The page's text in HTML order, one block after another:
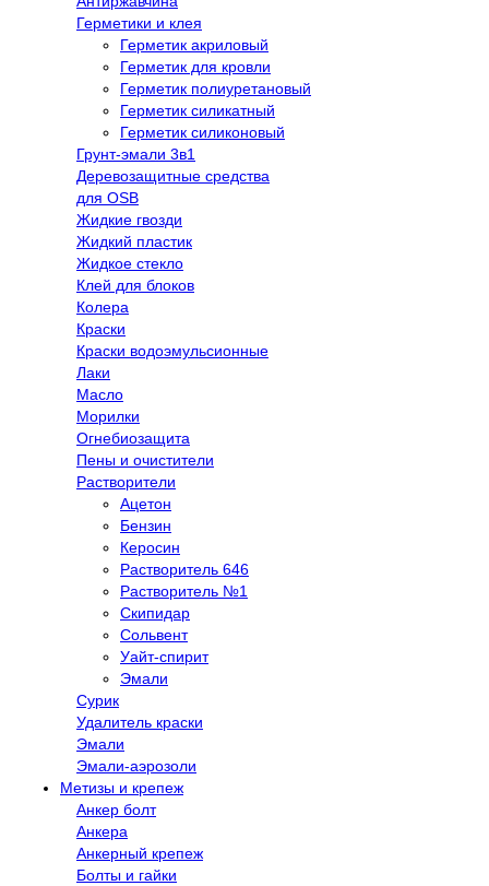
Герметики и клея
Герметик акриловый
Герметик для кровли
Герметик полиуретановый
Герметик силикатный
Герметик силиконовый
Грунт-эмали 3в1
Деревозащитные средства
для OSB
Жидкие гвозди
Жидкий пластик
Жидкое стекло
Клей для блоков
Колера
Краски
Краски водоэмульсионные
Лаки
Масло
Морилки
Огнебиозащита
Пены и очистители
Растворители
Ацетон
Бензин
Керосин
Растворитель 646
Растворитель №1
Скипидар
Сольвент
Уайт-спирит
Эмали
Сурик
Удалитель краски
Эмали
Эмали-аэрозоли
Метизы и крепеж
Анкер болт
Анкера
Анкерный крепеж
Болты и гайки